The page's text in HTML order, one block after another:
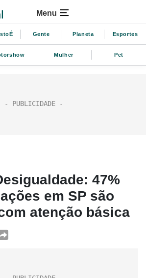
Menu
Gente Planeta Esportes
Mulher Pet
47%
em SP são
atenção básica